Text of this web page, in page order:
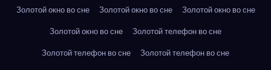
Золотой окно во сне
Золотой окно во сне
Золотой окно во сне
Золотой окно во сне
Золотой телефон во сне
Золотой телефон во сне
Золотой телефон во сне